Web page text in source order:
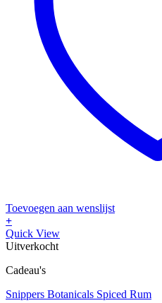
Toevoegen aan wenslijst
+
Quick View
Uitverkocht
Cadeau's
Snippers Botanicals Spiced Rum